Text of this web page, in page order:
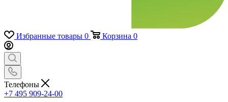
Избранные товары 0 Корзина 0
Телефоны
+7 495 909-24-00